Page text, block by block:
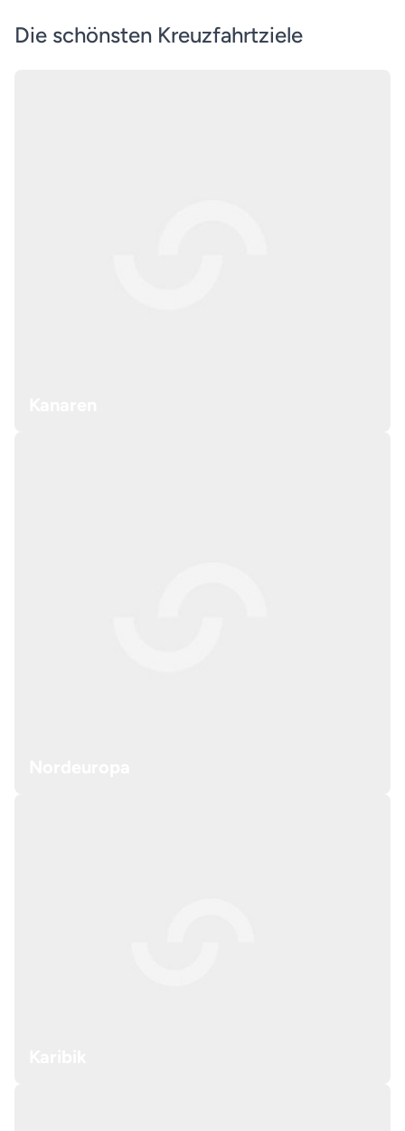
Die schönsten Kreuzfahrtziele